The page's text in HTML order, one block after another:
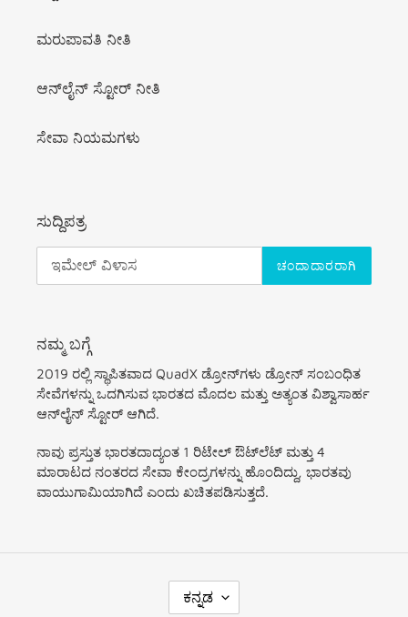
ಮರುಪಾವತಿ ನೀತಿ
ಆನ್‌ಲೈನ್ ಸ್ಟೋರ್ ನೀತಿ
ಸೇವಾ ನಿಯಮಗಳು
ಸುದ್ದಿಪತ್ರ
ಚಂದಾದಾರರಾಗಿ
ನಮ್ಮ ಬಗ್ಗೆ
2019 ರಲ್ಲಿ ಸ್ಥಾಪಿತವಾದ QuadX ಡ್ರೋನ್‌ಗಳು ಡ್ರೋನ್ ಸಂಬಂಧಿತ
ಸೇವೆಗಳನ್ನು ಒದಗಿಸುವ ಭಾರತದ ಮೊದಲ ಮತ್ತು ಅತ್ಯಂತ ವಿಶ್ವಾಸಾರ್ಹ
ಆನ್‌ಲೈನ್ ಸ್ಟೋರ್ ಆಗಿದೆ.
ನಾವು ಪ್ರಸ್ತುತ ಭಾರತದಾದ್ಯಂತ 1 ರಿಟೇಲ್ ಔಟ್‌ಲೆಟ್ ಮತ್ತು 4
ಮಾರಾಟದ ನಂತರದ ಸೇವಾ ಕೇಂದ್ರಗಳನ್ನು ಹೊಂದಿದ್ದು, ಭಾರತವು
ವಾಯುಗಾಮಿಯಾಗಿದೆ ಎಂದು ಖಚಿತಪಡಿಸುತ್ತದೆ.
ಭಾ
ಷೆ
ಕನ್ನಡ